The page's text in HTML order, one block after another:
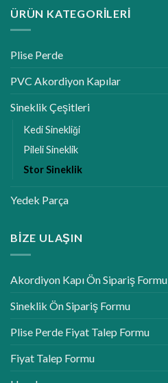
ÜRÜN KATEGORILERI
Plise Perde
PVC Akordiyon Kapılar
Sineklik Çeşitleri
Kedi Sinekliği
Pileli Sineklik
Stor Sineklik
Yedek Parça
BIZE ULAŞIN
Akordiyon Kapı Ön Sipariş Formu
Sineklik Ön Sipariş Formu
Plise Perde Fiyat Talep Formu
Fiyat Talep Formu